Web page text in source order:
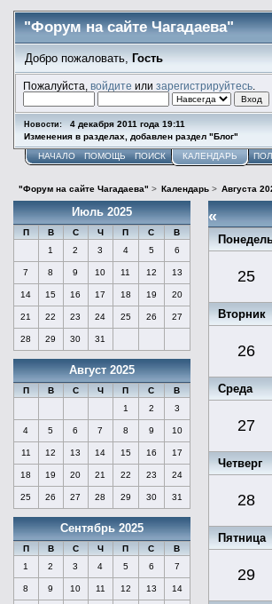
"Форум на сайте Чагадаева"
Добро пожаловать, Гость
Пожалуйста, войдите или зарегистрируйтесь.
Новости:
4 декабря 2011 года 19:11
Изменения в разделах, добавлен раздел "Блог"
НАЧАЛО ПОМОЩЬ ПОИСК КАЛЕНДАРЬ
"Форум на сайте Чагадаева" > Календарь > Августа
Июль 2025
П В С Ч П С
В
1
2 3 4 5 6
7 8 9 10 11 12 13
14 15 16 17 18 19 20
21 22 23 24 25 26 27
28 29 30 31
Август 2025
П В С Ч П С
В
1
2 3
4 5 6 7 8 9 10
11 12 13 14 15 16 17
18 19 20 21 22 23 24
25 26 27 28 29 30 31
Сентябрь 2025
П В С Ч П С
В
1
2 3 4 5 6 7
8 9 10 11 12 13 14
«
25
Вторник
26
Среда
27
Четверг
28
Пятница
29